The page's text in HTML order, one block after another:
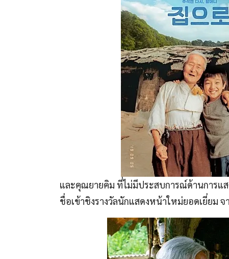
และคุณยายคิม ที่ไม่มีประสบการณ์ด้านการแ
ชื่อเข้าชิงรางวัลนักแสดงหน้าใหม่ยอดเยี่ยม